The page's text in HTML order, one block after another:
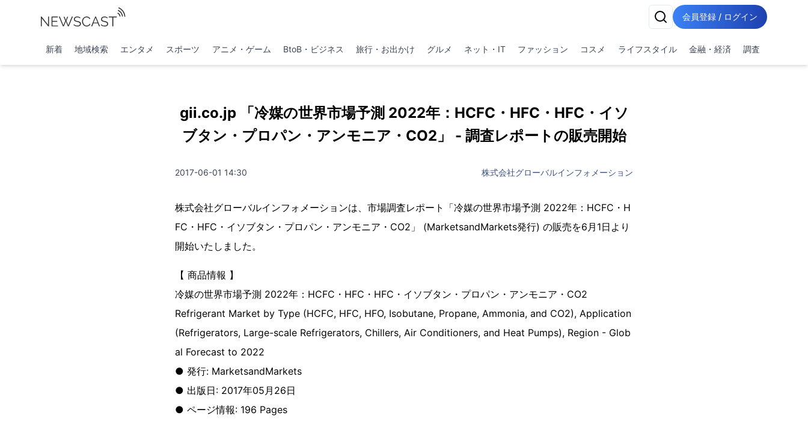
会員登録 / ログイン
新着 地域検索 エンタメ スポーツ アニメ・ゲーム BtoB・ビジネス 旅行・お出かけ グルメ ネット・IT ファッション コスメ ライフスタイル 金融・経済 調査
gii.co.jp 「冷媒の世界市場予測 2022年：HCFC・HFC・HFC・イソ
ブタン・プロパン・アンモニア・CO2」 - 調査レポートの販売開始
2017-06-01 14:30 株式会社グローバルインフォメーション
株式会社グローバルインフォメーションは、市場調査レポート「冷媒の世界市場予測 2022年：HCFC・H
FC・HFC・イソブタン・プロパン・アンモニア・CO2」 (MarketsandMarkets発行) の販売を6月1日より
開始いたしました。
【 商品情報 】
冷媒の世界市場予測 2022年：HCFC・HFC・HFC・イソブタン・プロパン・アンモニア・CO2
Refrigerant Market by Type (HCFC, HFC, HFO, Isobutane, Propane, Ammonia, and CO2), Application
(Refrigerators, Large-scale Refrigerators, Chillers, Air Conditioners, and Heat Pumps), Region - Glob
al Forecast to 2022
● 発行: MarketsandMarkets
● 出版日: 2017年05月26日
● ページ情報: 196 Pages